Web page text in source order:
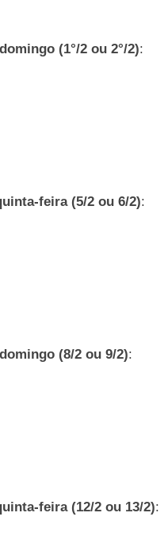
(1°/2 ou 2°/2):
feira (5/2 ou 6/2):
(8/2 ou 9/2):
feira (12/2 ou 13/2):